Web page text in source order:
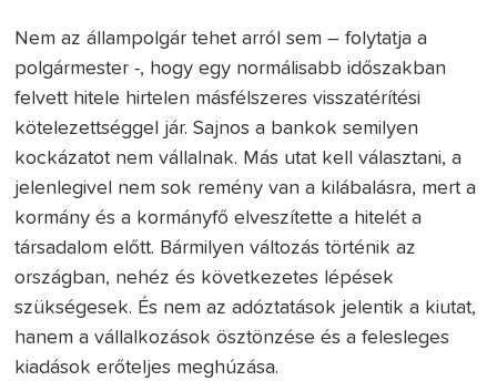
Nem az állampolgár tehet arról sem – folytatja a
polgármester -, hogy egy normálisabb időszakban
felvett hitele hirtelen másfélszeres visszatérítési
kötelezettséggel jár. Sajnos a bankok semilyen
kockázatot nem vállalnak. Más utat kell választani, a
jelenlegivel nem sok remény van a kilábalásra, mert a
kormány és a kormányfő elveszítette a hitelét a
társadalom előtt. Bármilyen változás történik az
országban, nehéz és következetes lépések
szükségesek. És nem az adóztatások jelentik a kiutat,
hanem a vállalkozások ösztönzése és a felesleges
kiadások erőteljes meghúzása.